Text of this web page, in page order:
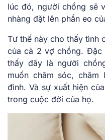
lúc đó, người chồng sẽ
nhàng đặt lên phần eo
Tư thế này cho thấy tình
của cả 2 vợ chồng. Đặc
thấy đây là người
muốn chăm sóc,
đình. Và sự xuất hiện
trong cuộc đời của họ.